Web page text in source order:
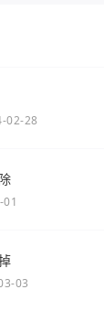
02-28
03